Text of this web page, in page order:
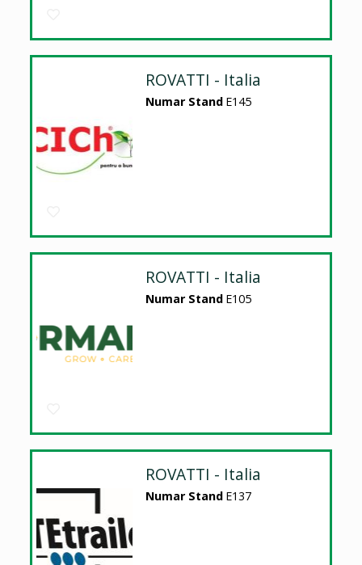
ROVATTI - Italia
Numar Stand E145
ROVATTI - Italia
Numar Stand E105
ROVATTI - Italia
Numar Stand E137